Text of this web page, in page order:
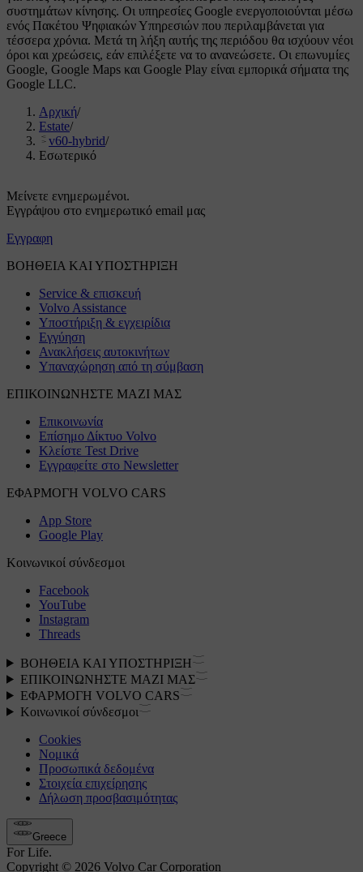
συστημάτων κίνησης. Οι υπηρεσίες Google ενεργοποιούνται μέσω
ενός Πακέτου Ψηφιακών Υπηρεσιών που περιλαμβάνεται για
τέσσερα χρόνια. Μετά τη λήξη αυτής της περιόδου θα ισχύουν νέοι
όροι και χρεώσεις, εάν επιλέξετε να το ανανεώσετε. Οι επωνυμίες
Google, Google Maps και Google Play είναι εμπορικά σήματα της
Google LLC.
Αρχική/
Estate/
v60-hybrid/
Εσωτερικό